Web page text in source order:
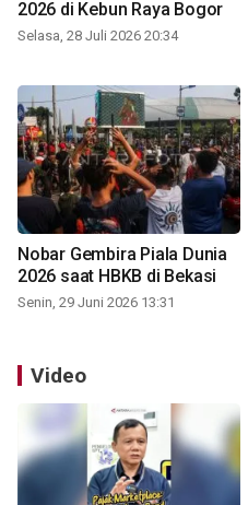
2026 di Kebun Raya Bogor
Selasa, 28 Juli 2026 20:34
Nobar Gembira Piala Dunia
2026 saat HBKB di Bekasi
Senin, 29 Juni 2026 13:31
Video